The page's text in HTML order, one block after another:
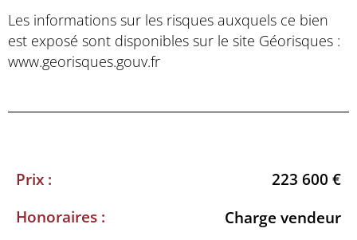
Les informations sur les risques auxquels ce bien
est exposé sont disponibles sur le site Géorisques :
www.georisques.gouv.fr
Prix :
223 600 €
Honoraires :
Charge vendeur